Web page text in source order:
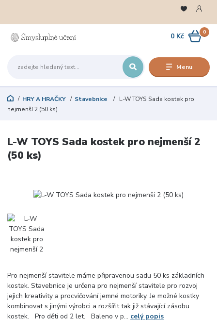
Menu
0
0 Kč
HRY A HRAČKY Stavebnice
L-W TOYS Sada kostek pro
nejmenší 2 (50 ks)
L-W TOYS Sada kostek pro nejmenší 2
(50 ks)
Pro nejmenší stavitele máme připravenou sadu 50 ks základních
kostek. Stavebnice je určena pro nejmenší stavitele pro rozvoj
jejich kreativity a procvičování jemné motoriky. Je možné kostky
kombinovat s jinými výrobci a rozšířit tak již stávající zásobu
kostek. Pro děti od 2 let. Baleno v p... celý popis